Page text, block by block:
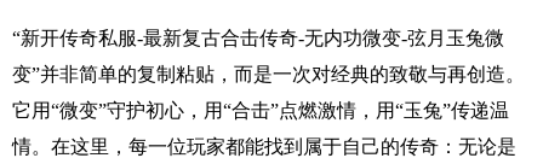
“新开传奇私服-最新复古合击传奇-无内功微变-弦月玉兔微
变”并非简单的复制粘贴，而是一次对经典的致敬与再创造。
它用“微变”守护初心，用“合击”点燃激情，用“玉兔”传递温
情。在这里，每一位玩家都能找到属于自己的传奇：无论是